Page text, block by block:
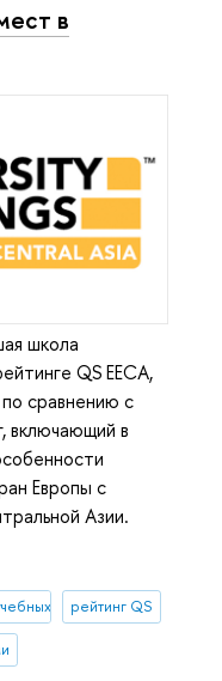
в
школа
QS EECA,
сравнению с
включающий в
Европы с
Азии.
заведений
рейтинг QS